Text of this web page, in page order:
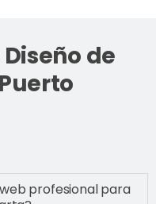
de
profesional para